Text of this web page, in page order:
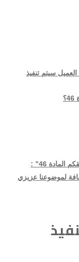
سيتم تنفيذ
46” :
لموضوعنا عزيزي